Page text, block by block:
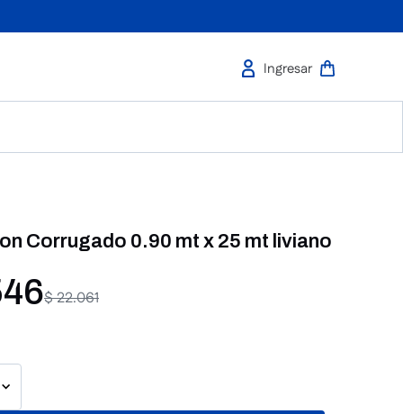
Corrugado 0.90 mt x 25 mt liviano
$22.061